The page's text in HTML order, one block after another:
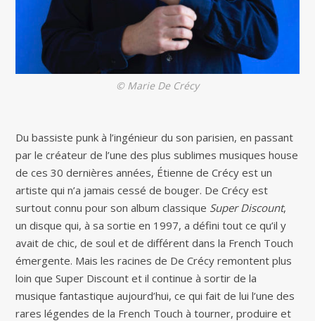
© Marie De Crécy
Du bassiste punk à l’ingénieur du son parisien, en passant
par le créateur de l’une des plus sublimes musiques house
de ces 30 dernières années, Étienne de Crécy est un
artiste qui n’a jamais cessé de bouger. De Crécy est
surtout connu pour son album classique Super Discount,
un disque qui, à sa sortie en 1997, a défini tout ce qu’il y
avait de chic, de soul et de différent dans la French Touch
émergente. Mais les racines de De Crécy remontent plus
loin que Super Discount et il continue à sortir de la
musique fantastique aujourd’hui, ce qui fait de lui l’une des
rares légendes de la French Touch à tourner, produire et